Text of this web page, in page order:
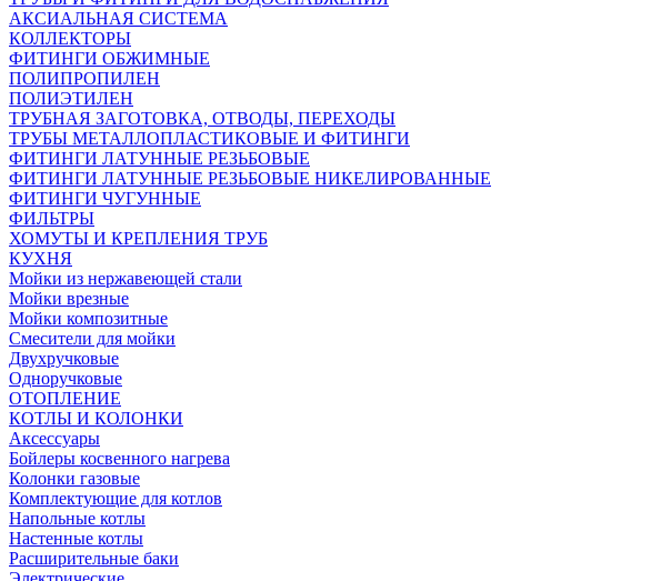
АКСИАЛЬНАЯ СИСТЕМА
КОЛЛЕКТОРЫ
ФИТИНГИ ОБЖИМНЫЕ
ПОЛИПРОПИЛЕН
ПОЛИЭТИЛЕН
ТРУБНАЯ ЗАГОТОВКА, ОТВОДЫ, ПЕРЕХОДЫ
ТРУБЫ МЕТАЛЛОПЛАСТИКОВЫЕ И ФИТИНГИ
ФИТИНГИ ЛАТУННЫЕ РЕЗЬБОВЫЕ
ФИТИНГИ ЛАТУННЫЕ РЕЗЬБОВЫЕ НИКЕЛИРОВАННЫЕ
ФИТИНГИ ЧУГУННЫЕ
ФИЛЬТРЫ
ХОМУТЫ И КРЕПЛЕНИЯ ТРУБ
КУХНЯ
Мойки из нержавеющей стали
Мойки врезные
Мойки композитные
Смесители для мойки
Двухручковые
Одноручковые
ОТОПЛЕНИЕ
КОТЛЫ И КОЛОНКИ
Аксессуары
Бойлеры косвенного нагрева
Колонки газовые
Комплектующие для котлов
Напольные котлы
Настенные котлы
Расширительные баки